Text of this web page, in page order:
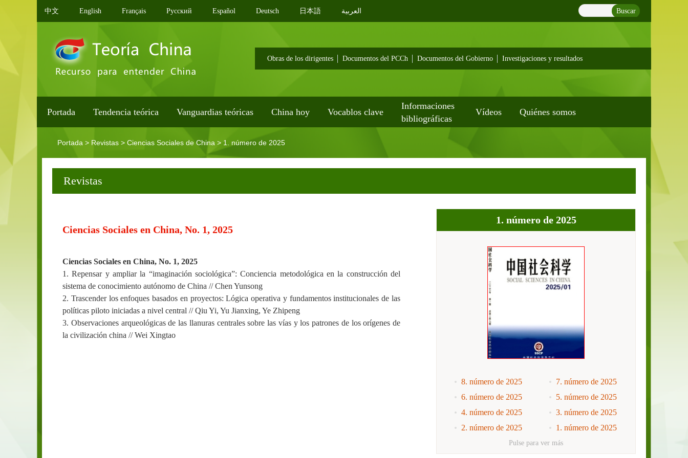
中文 English Français Pусский Español Deutsch 日本語 العربية Buscar
Obras de los dirigentes Documentos del PCCh Documentos del Gobierno Investigaciones y resultados
Portada Tendencia teórica Vanguardias teóricas China hoy Vocablos clave
Informaciones
bibliográficas
Vídeos Quiénes somos
Portada > Revistas > Ciencias Sociales de China > 1. número de 2025
Revistas
Ciencias Sociales en China, No. 1, 2025
Ciencias Sociales en China, No. 1, 2025
1. Repensar y ampliar la “imaginación sociológica”:Conciencia metodológica en la construcción del
sistema de conocimiento autónomo de China //Chen Yunsong
2. Trascender los enfoques basados en proyectos:Lógica operativa y fundamentos institucionales de las
políticas piloto iniciadas a nivel central //Qiu Yi, Yu Jianxing, Ye Zhipeng
3. Observaciones arqueológicas de las llanuras centrales sobre las vías y los patrones de los orígenes de
la civilización china //Wei Xingtao
1. número de 2025
8. número de 2025
7. número de 2025
6. número de 2025
5. número de 2025
4. número de 2025
3. número de 2025
2. número de 2025
1. número de 2025
12. número de 2024
11. número de 2024
Pulse para ver más